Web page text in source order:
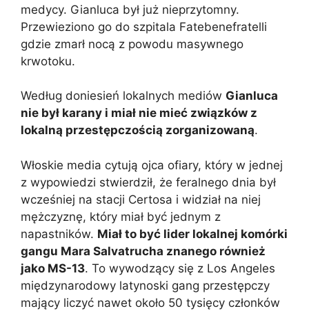
medycy. Gianluca był już nieprzytomny.
Przewieziono go do szpitala Fatebenefratelli
gdzie zmarł nocą z powodu masywnego
krwotoku.
Według doniesień lokalnych mediów Gianluca
nie był karany i miał nie mieć związków z
lokalną przestępczością zorganizowaną.
Włoskie media cytują ojca ofiary, który w jednej
z wypowiedzi stwierdził, że feralnego dnia był
wcześniej na stacji Certosa i widział na niej
mężczyznę, który miał być jednym z
napastników. Miał to być lider lokalnej komórki
gangu Mara Salvatrucha znanego również
jako MS-13. To wywodzący się z Los Angeles
międzynarodowy latynoski gang przestępczy
mający liczyć nawet około 50 tysięcy członków